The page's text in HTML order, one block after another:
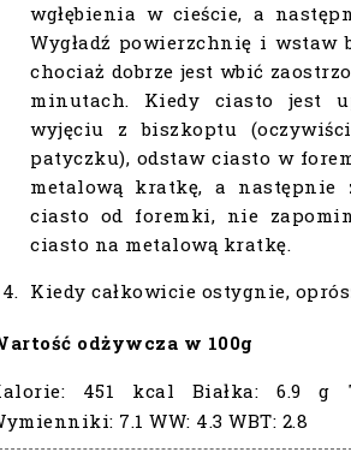
wgłębienia w cieście, a
Wygładź powierzchnię i
chociaż dobrze jest wbić
minutach. Kiedy ciasto jest
wyjęciu z biszkoptu
patyczku), odstaw ciasto w
metalową kratkę, a następnie
ciasto od foremki, nie
ciasto na metalową kratkę.
Kiedy całkowicie ostygnie,
odżywcza w 100g
451 kcal Białka:6.9 g
7.1 WW: 4.3 WBT: 2.8